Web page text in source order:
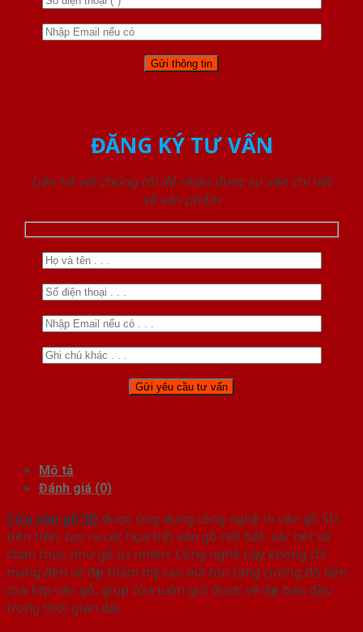
ĐĂNG KÝ TƯ VẤN
Liên hệ với chúng tôi để nhận được tư vấn chi tiết
về sản phẩm
Mô tả
Đánh giá (0)
Cửa vân gỗ 5D được ứng dụng công nghệ in vân gỗ 5D
tiên tiến, tạo ra các họa tiết vân gỗ nổi bật, sắc nét và
chân thực như gỗ tự nhiên. Công nghệ này không chỉ
mang đến vẻ đẹp thẩm mỹ cao mà còn tăng cường độ bền
của lớp vân gỗ, giúp cửa luôn giữ được vẻ đẹp ban đầu
trong thời gian dài.